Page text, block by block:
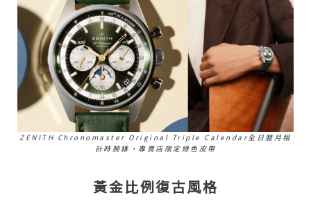
ZENITH Chronomaster Original Triple Calendar全日曆月相
計時腕錶，專賣店限定綠色皮帶
黃金比例復古風格